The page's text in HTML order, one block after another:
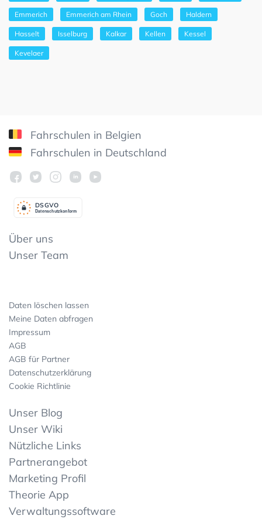
Emmerich Emmerich am Rhein Goch Haldern
Hasselt Isselburg Kalkar Kellen Kessel
Kevelaer
Fahrschulen in Belgien
Fahrschulen in Deutschland
Datenschutzkonform
DSGVO
Über uns
Unser Team
Daten löschen lassen
Meine Daten abfragen
Impressum
AGB
AGB für Partner
Datenschutzerklärung
Cookie Richtlinie
Unser Blog
Unser Wiki
Nützliche Links
Partnerangebot
Marketing Profil
Theorie App
Verwaltungssoftware